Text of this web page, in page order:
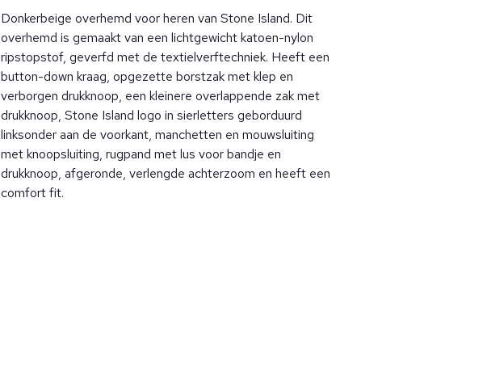
Donkerbeige overhemd voor heren van Stone Island. Dit
overhemd is gemaakt van een lichtgewicht katoen-nylon
ripstopstof, geverfd met de textielverftechniek. Heeft een
button-down kraag, opgezette borstzak met klep en
verborgen drukknoop, een kleinere overlappende zak met
drukknoop, Stone Island logo in sierletters geborduurd
linksonder aan de voorkant, manchetten en mouwsluiting
met knoopsluiting, rugpand met lus voor bandje en
drukknoop, afgeronde, verlengde achterzoom en heeft een
comfort fit.